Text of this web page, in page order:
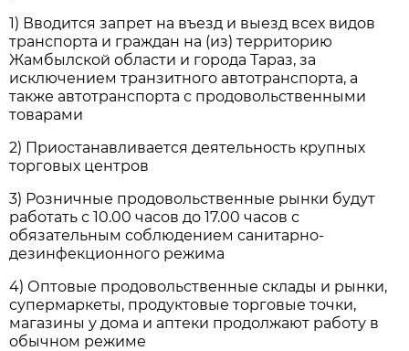
1) Вводится запрет на въезд и выезд всех видов
транспорта и граждан на (из) территорию
Жамбылской области и города Тараз, за
исключением транзитного автотранспорта, а
также автотранспорта с продовольственными
товарами
2) Приостанавливается деятельность крупных
торговых центров
3) Розничные продовольственные рынки будут
работать с 10.00 часов до 17.00 часов с
обязательным соблюдением санитарно-
дезинфекционного режима
4) Оптовые продовольственные склады и рынки,
супермаркеты, продуктовые торговые точки,
магазины у дома и аптеки продолжают работу в
обычном режиме